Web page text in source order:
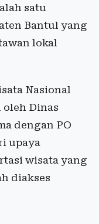
satu
Bantul yang
lokal
Nasional
oleh Dinas
dengan PO
upaya
wisata yang
diakses